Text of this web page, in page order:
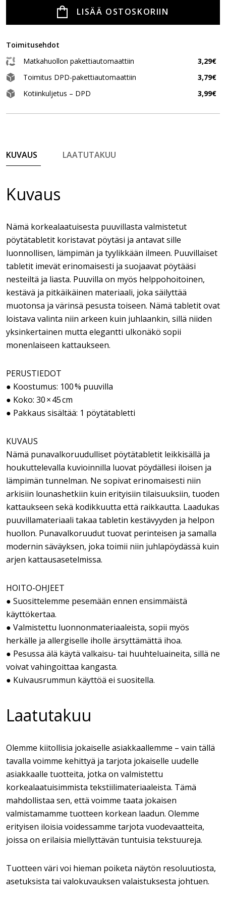
LISÄÄ OSTOSKORIIN
Toimitusehdot
Matkahuollon pakettiautomaattiin
3,29€
Toimitus DPD-pakettiautomaattiin
3,79€
Kotiinkuljetus – DPD
3,99€
KUVAUS LAATUTAKUU
Kuvaus
Nämä korkealaatuisesta puuvillasta valmistetut
pöytätabletit koristavat pöytäsi ja antavat sille
luonnollisen, lämpimän ja tyylikkään ilmeen. Puuvillaiset
tabletit imevät erinomaisesti ja suojaavat pöytääsi
nesteiltä ja liasta. Puuvilla on myös helppohoitoinen,
kestävä ja pitkäikäinen materiaali, joka säilyttää
muotonsa ja värinsä pesusta toiseen. Nämä tabletit ovat
loistava valinta niin arkeen kuin juhlaankin, sillä niiden
yksinkertainen mutta elegantti ulkonäkö sopii
monenlaiseen kattaukseen.
PERUSTIEDOT
● Koostumus: 100 % puuvilla
● Koko: 30 × 45 cm
● Pakkaus sisältää: 1 pöytätabletti
KUVAUS
Nämä punavalkoruudulliset pöytätabletit leikkisällä ja
houkuttelevalla kuvioinnilla luovat pöydällesi iloisen ja
lämpimän tunnelman. Ne sopivat erinomaisesti niin
arkisiin lounashetkiin kuin erityisiin tilaisuuksiin, tuoden
kattaukseen sekä kodikkuutta että raikkautta. Laadukas
puuvillamateriaali takaa tabletin kestävyyden ja helpon
huollon. Punavalkoruudut tuovat perinteisen ja samalla
modernin säväyksen, joka toimii niin juhlapöydässä kuin
arjen kattausasetelmissa.
HOITO-OHJEET
● Suosittelemme pesemään ennen ensimmäistä
käyttökertaa.
● Valmistettu luonnonmateriaaleista, sopii myös
herkälle ja allergiselle iholle ärsyttämättä ihoa.
● Pesussa älä käytä valkaisu‑ tai huuhteluaineita, sillä ne
voivat vahingoittaa kangasta.
● Kuivausrummun käyttöä ei suositella.
Laatutakuu
Olemme kiitollisia jokaiselle asiakkaallemme – vain tällä
tavalla voimme kehittyä ja tarjota jokaiselle uudelle
asiakkaalle tuotteita, jotka on valmistettu
korkealaatuisimmista tekstiilimateriaaleista. Tämä
mahdollistaa sen, että voimme taata jokaisen
valmistamamme tuotteen korkean laadun. Olemme
erityisen iloisia voidessamme tarjota vuodevaatteita,
joissa on erilaisia miellyttävän tuntuisia tekstuureja.
Tuotteen väri voi hieman poiketa näytön resoluutiosta,
asetuksista tai valokuvauksen valaistuksesta johtuen.